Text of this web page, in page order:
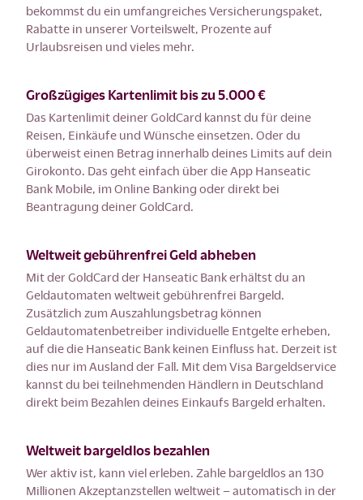
bekommst du ein umfangreiches Versicherungspaket,
Rabatte in unserer Vorteilswelt, Prozente auf
Urlaubsreisen und vieles mehr.
Großzügiges Kartenlimit bis zu 5.000 €
Das Kartenlimit deiner GoldCard kannst du für deine
Reisen, Einkäufe und Wünsche einsetzen. Oder du
überweist einen Betrag innerhalb deines Limits auf dein
Girokonto. Das geht einfach über die App Hanseatic
Bank Mobile, im Online Banking oder direkt bei
Beantragung deiner GoldCard.
Weltweit gebührenfrei Geld abheben
Mit der GoldCard der Hanseatic Bank erhältst du an
Geldautomaten weltweit gebührenfrei Bargeld.
Zusätzlich zum Auszahlungsbetrag können
Geldautomatenbetreiber individuelle Entgelte erheben,
auf die die Hanseatic Bank keinen Einfluss hat. Derzeit ist
dies nur im Ausland der Fall. Mit dem Visa Bargeldservice
kannst du bei teilnehmenden Händlern in Deutschland
direkt beim Bezahlen deines Einkaufs Bargeld erhalten.
Weltweit bargeldlos bezahlen
Wer aktiv ist, kann viel erleben. Zahle bargeldlos an 130
Millionen Akzeptanzstellen weltweit – automatisch in der